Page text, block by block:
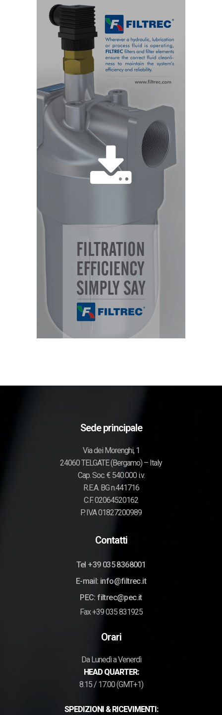
Sede principale
Via dei Morenghi, 1
24060 TELGATE (Bergamo) – Italy
Cap. Soc. € 540.000 i.v.
R.E.A. BG n.441716
C.F. 02064520162
P. IVA 01827200989
Contatti
Tel +39 035 8368001
E-mail: info@filtrec.it
PEC: filtrec@pec.it
Fax +39 035 831925
Orari
Da Lunedì a Venerdì
HEAD QUARTER:
8.15 / 17.00 (GMT+1)
SPEDIZIONI & RICEVIMENTI: